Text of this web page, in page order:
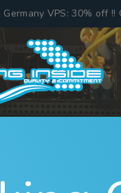
VPS: 30% off !!